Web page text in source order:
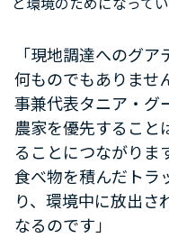
「現地調達へのグ
何ものでもありませ
事兼代表タニア・グ
農家を優先すること
ることにつながりま
食べ物を積んだトラ
り、環境中に放出さ
なるのです」